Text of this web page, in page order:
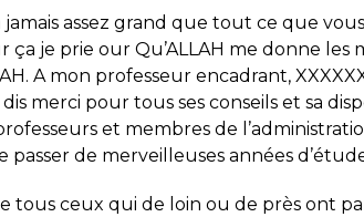
jamais assez grand que tout ce que
ça je prie our Qu’ALLAH me donne les
A mon professeur encadrant,
merci pour tous ses conseils et sa
et membres de
passer de merveilleuses années
tous ceux qui de loin ou de près ont